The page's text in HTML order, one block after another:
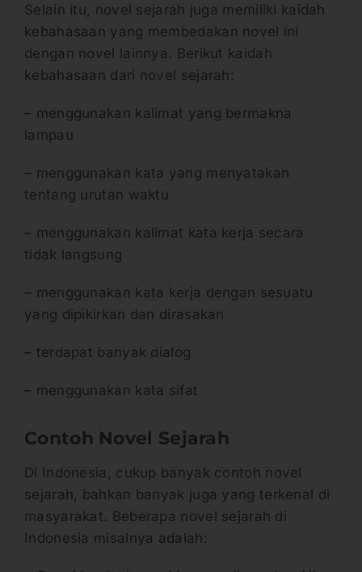
Selain itu, novel sejarah juga memiliki kaidah
kebahasaan yang membedakan novel ini
dengan novel lainnya. Berikut kaidah
kebahasaan dari novel sejarah:
– menggunakan kalimat yang bermakna
lampau
– menggunakan kata yang menyatakan
tentang urutan waktu
– menggunakan kalimat kata kerja secara
tidak langsung
– menggunakan kata kerja dengan sesuatu
yang dipikirkan dan dirasakan
– terdapat banyak dialog
– menggunakan kata sifat
Contoh Novel Sejarah
Di Indonesia, cukup banyak contoh novel
sejarah, bahkan banyak juga yang terkenal di
masyarakat. Beberapa novel sejarah di
Indonesia misalnya adalah: